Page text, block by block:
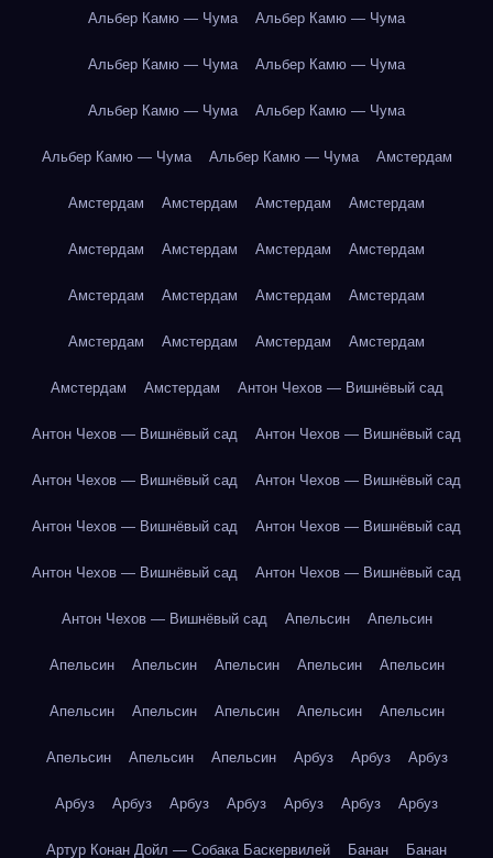
Альбер Камю — Чума Альбер Камю — Чума
Альбер Камю — Чума Альбер Камю — Чума
Альбер Камю — Чума Альбер Камю — Чума
Альбер Камю — Чума Альбер Камю — Чума Амстердам
Амстердам Амстердам Амстердам Амстердам
Амстердам Амстердам Амстердам Амстердам
Амстердам Амстердам Амстердам Амстердам
Амстердам Амстердам Амстердам Амстердам
Амстердам Амстердам Антон Чехов — Вишнёвый сад
Антон Чехов — Вишнёвый сад Антон Чехов — Вишнёвый сад
Антон Чехов — Вишнёвый сад Антон Чехов — Вишнёвый сад
Антон Чехов — Вишнёвый сад Антон Чехов — Вишнёвый сад
Антон Чехов — Вишнёвый сад Антон Чехов — Вишнёвый сад
Антон Чехов — Вишнёвый сад Апельсин Апельсин
Апельсин Апельсин Апельсин Апельсин Апельсин
Апельсин Апельсин Апельсин Апельсин Апельсин
Апельсин Апельсин Апельсин Арбуз Арбуз Арбуз
Арбуз Арбуз Арбуз Арбуз Арбуз Арбуз Арбуз
Артур Конан Дойл — Собака Баскервилей Банан Банан